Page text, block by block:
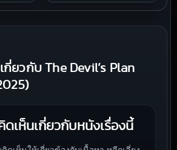
กี่ยวกับ The Devil’s Plan
เห็นเกี่ยวกับหนังเรื่องนี้